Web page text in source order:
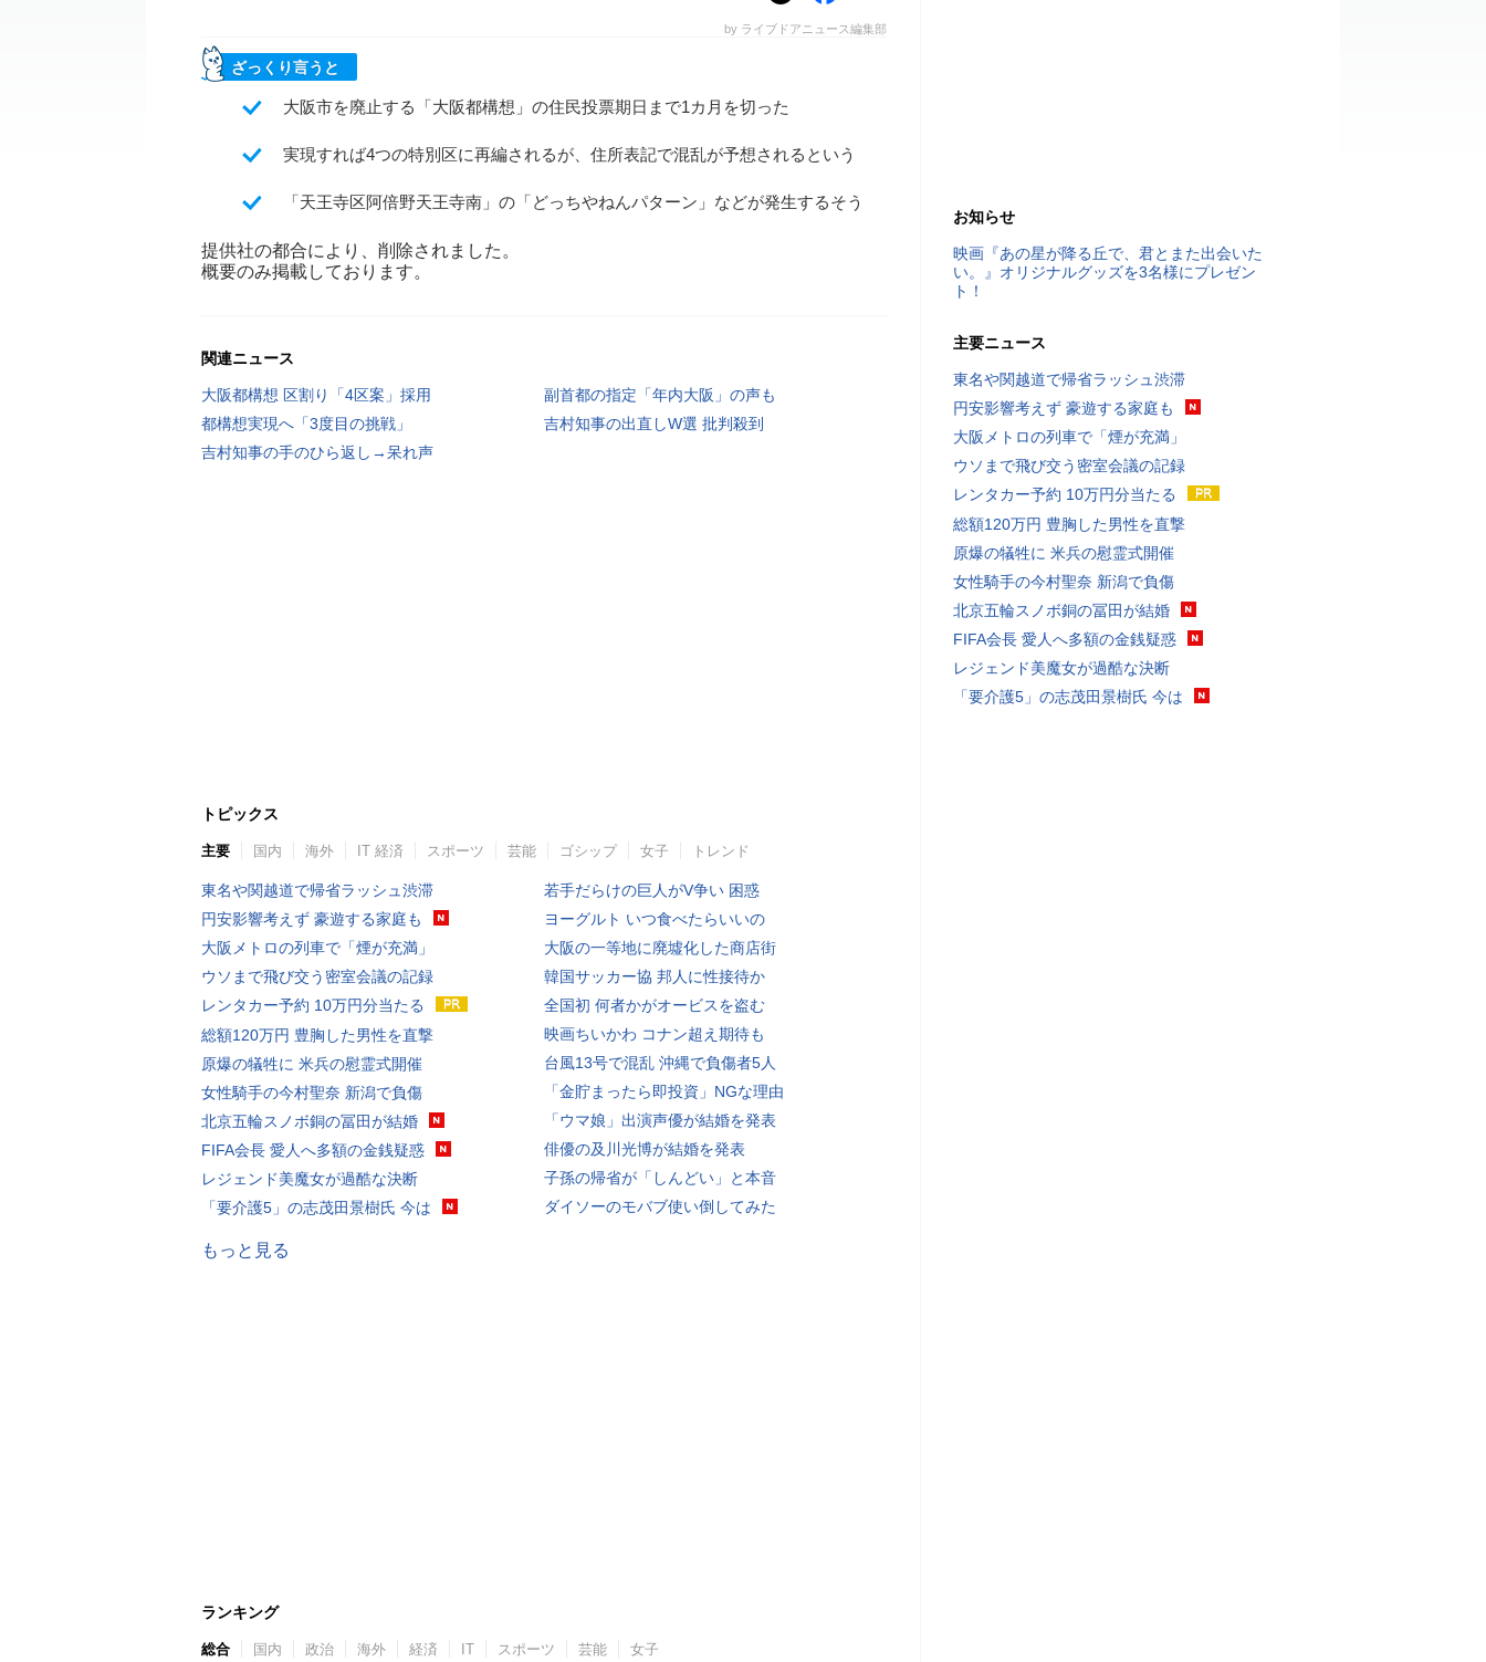
by ライブドアニュース編集部
ざっくり言うと
大阪市を廃止する「大阪都構想」の住民投票期日まで1カ月を切った
実現すれば4つの特別区に再編されるが、住所表記で混乱が予想されるという
「天王寺区阿倍野天王寺南」の「どっちやねんパターン」などが発生するそう
提供社の都合により、削除されました。
概要のみ掲載しております。
関連ニュース
大阪都構想 区割り「4区案」採用
副首都の指定「年内大阪」の声も
都構想実現へ「3度目の挑戦」
吉村知事の出直しW選 批判殺到
吉村知事の手のひら返し→呆れ声
トピックス
主要 国内 海外 IT 経済 スポーツ 芸能 ゴシップ 女子 トレンド
東名や関越道で帰省ラッシュ渋滞
円安影響考えず 豪遊する家庭も
大阪メトロの列車で「煙が充満」
ウソまで飛び交う密室会議の記録
レンタカー予約 10万円分当たる
総額120万円 豊胸した男性を直撃
原爆の犠牲に 米兵の慰霊式開催
女性騎手の今村聖奈 新潟で負傷
北京五輪スノボ銅の冨田が結婚
FIFA会長 愛人へ多額の金銭疑惑
レジェンド美魔女が過酷な決断
「要介護5」の志茂田景樹氏 今は
若手だらけの巨人がV争い 困惑
ヨーグルト いつ食べたらいいの
大阪の一等地に廃墟化した商店街
韓国サッカー協 邦人に性接待か
全国初 何者かがオービスを盗む
映画ちいかわ コナン超え期待も
台風13号で混乱 沖縄で負傷者5人
「金貯まったら即投資」NGな理由
「ウマ娘」出演声優が結婚を発表
俳優の及川光博が結婚を発表
子孫の帰省が「しんどい」と本音
ダイソーのモバブ使い倒してみた
もっと見る
ランキング
総合 国内 政治 海外 経済 IT スポーツ 芸能 女子
お知らせ
映画『あの星が降る丘で、君とまた出会いた
い。』オリジナルグッズを3名様にプレゼン
ト！
主要ニュース
東名や関越道で帰省ラッシュ渋滞
円安影響考えず 豪遊する家庭も
大阪メトロの列車で「煙が充満」
ウソまで飛び交う密室会議の記録
レンタカー予約 10万円分当たる
総額120万円 豊胸した男性を直撃
原爆の犠牲に 米兵の慰霊式開催
女性騎手の今村聖奈 新潟で負傷
北京五輪スノボ銅の冨田が結婚
FIFA会長 愛人へ多額の金銭疑惑
レジェンド美魔女が過酷な決断
「要介護5」の志茂田景樹氏 今は